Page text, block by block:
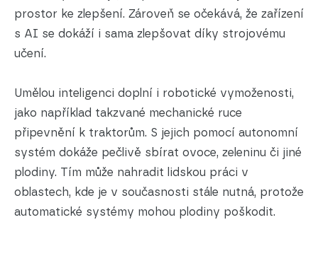
prostor ke zlepšení. Zároveň se očekává, že zařízení
s AI se dokáží i sama zlepšovat díky strojovému
učení.
Umělou inteligenci doplní i robotické vymoženosti,
jako například takzvané mechanické ruce
připevnění k traktorům. S jejich pomocí autonomní
systém dokáže pečlivě sbírat ovoce, zeleninu či jiné
plodiny. Tím může nahradit lidskou práci v
oblastech, kde je v současnosti stále nutná, protože
automatické systémy mohou plodiny poškodit.